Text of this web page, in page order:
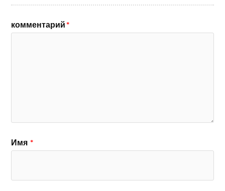
комментарий*
Имя *